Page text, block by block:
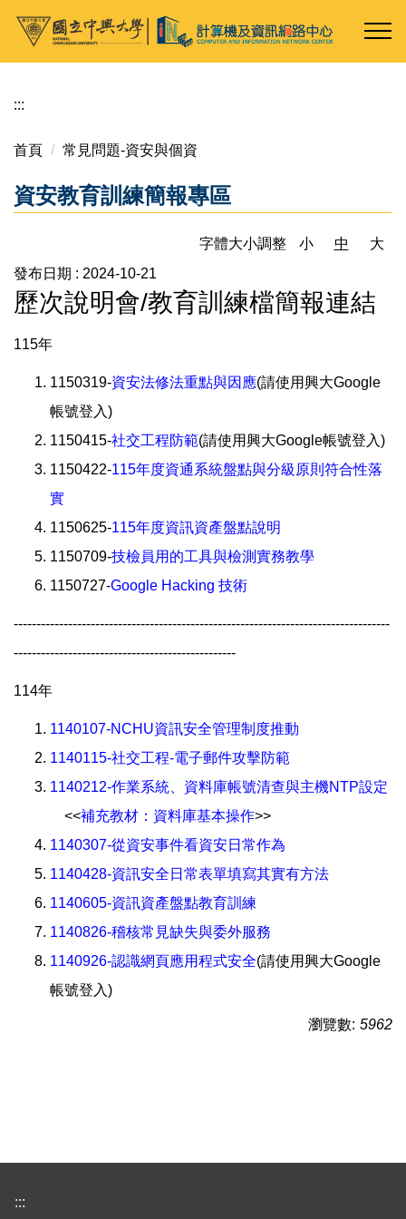
跳
內
區
:::
首頁 常見問題-資安與個資
資安教育訓練簡報專區
字體大小調整 小 中
大
發布日期 : 2024-10-21
歷次說明會/教育訓練檔簡報連結
115年
1150319-資安法修法重點與因應(請使用興大Google
帳號登入)
1150415-社交工程防範(請使用興大Google帳號登入)
1150422-115年度資通系統盤點與分級原則符合性落
實
1150625-115年度資訊資產盤點說明
1150709-技檢員用的工具與檢測實務教學
1150727-Google Hacking 技術
-----------------------------------------------------------------------------------
-------------------------------------------------
114年
1140107-NCHU資訊安全管理制度推動
1140115-社交工程-電子郵件攻擊防範
1140212-作業系統、資料庫帳號清查與主機NTP設定
<<補充教材：資料庫基本操作>>
1140307-從資安事件看資安日常作為
1140428-資訊安全日常表單填寫其實有方法
1140605-資訊資產盤點教育訓練
1140826-稽核常見缺失與委外服務
1140926-認識網頁應用程式安全(請使用興大Google
帳號登入)
瀏覽數: 5962
:::